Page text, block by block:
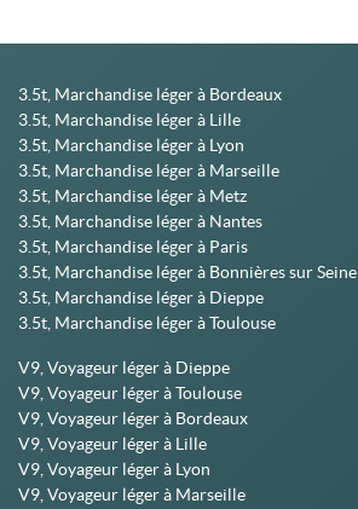
3.5t, Marchandise léger à Bordeaux
3.5t, Marchandise léger à Lille
3.5t, Marchandise léger à Lyon
3.5t, Marchandise léger à Marseille
3.5t, Marchandise léger à Metz
3.5t, Marchandise léger à Nantes
3.5t, Marchandise léger à Paris
3.5t, Marchandise léger à Bonnières sur Seine
3.5t, Marchandise léger à Dieppe
3.5t, Marchandise léger à Toulouse
V9, Voyageur léger à Dieppe
V9, Voyageur léger à Toulouse
V9, Voyageur léger à Bordeaux
V9, Voyageur léger à Lille
V9, Voyageur léger à Lyon
V9, Voyageur léger à Marseille